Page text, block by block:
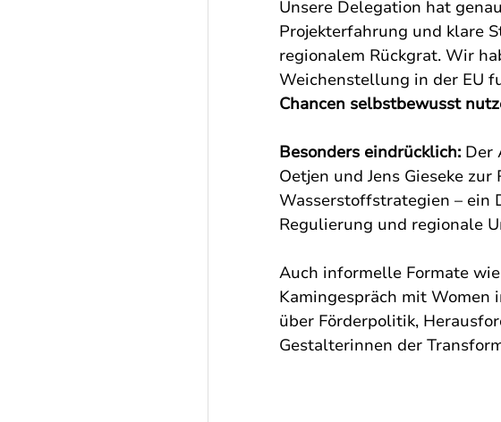
Unsere Delegation hat
Projekterfahrung und klare
regionalem Rückgrat. Wir
Weichenstellung in der EU
Chancen selbstbewusst
Besonders eindrücklich: Der
Oetjen und Jens Gieseke
Wasserstoffstrategien – ein
Regulierung und regionale
Auch informelle Formate
Kamingespräch mit Women
über Förderpolitik,
Gestalterinnen der